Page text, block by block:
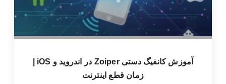
زمان قطع اینترنت